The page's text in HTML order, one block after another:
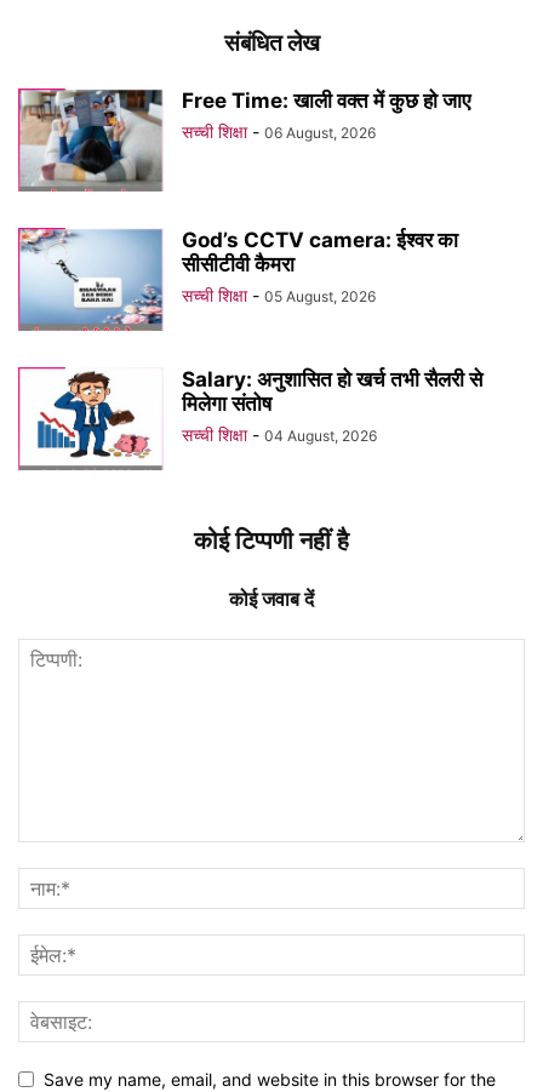
संबंधित लेख
Free Time: खाली वक्त में कुछ हो जाए
सच्ची शिक्षा - 06 August, 2026
God’s CCTV camera: ईश्वर का
सीसीटीवी कैमरा
सच्ची शिक्षा - 05 August, 2026
Salary: अनुशासित हो खर्च तभी सैलरी से
मिलेगा संतोष
सच्ची शिक्षा - 04 August, 2026
कोई टिप्पणी नहीं है
कोई जवाब दें
Save my name, email, and website in this browser for the